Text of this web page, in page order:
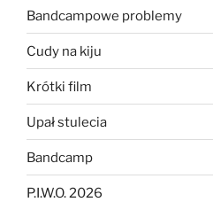
Bandcampowe problemy
Cudy na kiju
Krótki film
Upał stulecia
Bandcamp
P.I.W.O. 2026